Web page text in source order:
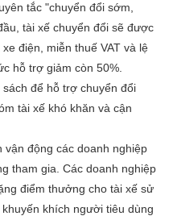
tắc "chuyển đổi sớm,
tài xế chuyển đổi sẽ được
điện, miễn thuế VAT và lệ
hỗ trợ giảm còn 50%.
để hỗ trợ chuyển đổi
tài xế khó khăn và cận
vận động các doanh nghiệp
tham gia. Các doanh nghiệp
điểm thưởng cho tài xế sử
khích người tiêu dùng